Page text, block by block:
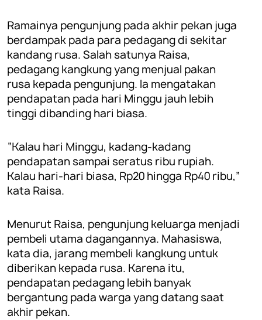
Ramainya pengunjung pada akhir pekan juga
berdampak pada para pedagang di sekitar
kandang rusa. Salah satunya Raisa,
pedagang kangkung yang menjual pakan
rusa kepada pengunjung. Ia mengatakan
pendapatan pada hari Minggu jauh lebih
tinggi dibanding hari biasa.
“Kalau hari Minggu, kadang-kadang
pendapatan sampai seratus ribu rupiah.
Kalau hari-hari biasa, Rp20 hingga Rp40 ribu,”
kata Raisa.
Menurut Raisa, pengunjung keluarga menjadi
pembeli utama dagangannya. Mahasiswa,
kata dia, jarang membeli kangkung untuk
diberikan kepada rusa. Karena itu,
pendapatan pedagang lebih banyak
bergantung pada warga yang datang saat
akhir pekan.